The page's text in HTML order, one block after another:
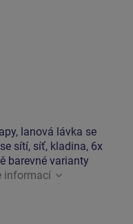
lanová lávka se
sítí, síť, kladina, 6x
barevné varianty
informací